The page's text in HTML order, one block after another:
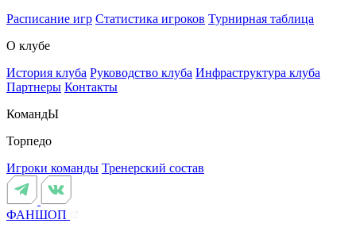
Расписание игр Статистика игроков Турнирная таблица
О клубе
История клуба Руководство клуба Инфраструктура клуба
Партнеры Контакты
КомандЫ
Торпедо
Игроки команды Тренерский состав
ФАНШОП